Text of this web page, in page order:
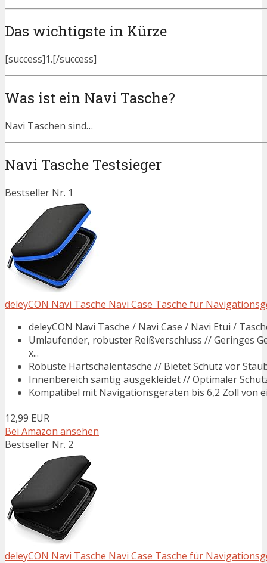
Das wichtigste in Kürze
[success]1.[/success]
Was ist ein Navi Tasche?
Navi Taschen sind…
Navi Tasche Testsieger
Bestseller Nr. 1
deleyCON Navi Tasche Navi Case Tasche für
deleyCON Navi Tasche / Navi Case / Navi Etui /
Umlaufender, robuster Reißverschluss // Geringes
x...
Robuste Hartschalentasche // Bietet Schutz vor
Innenbereich samtig ausgekleidet // Optimaler
Kompatibel mit Navigationsgeräten bis 6,2 Zoll von
12,99 EUR
Bei Amazon ansehen
Bestseller Nr. 2
deleyCON Navi Tasche Navi Case Tasche für